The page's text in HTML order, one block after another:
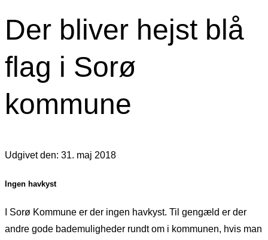
Der bliver hejst blå
flag i Sorø
kommune
Udgivet den: 31. maj 2018
Ingen havkyst
I Sorø Kommune er der ingen havkyst. Til gengæld er der
andre gode bademuligheder rundt om i kommunen, hvis man